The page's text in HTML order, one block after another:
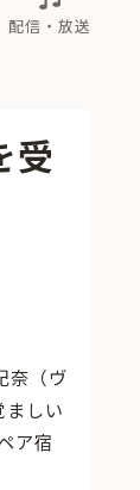
Aからの眺望
配信・放送
受
奈（ヴ
ましい
ア宿